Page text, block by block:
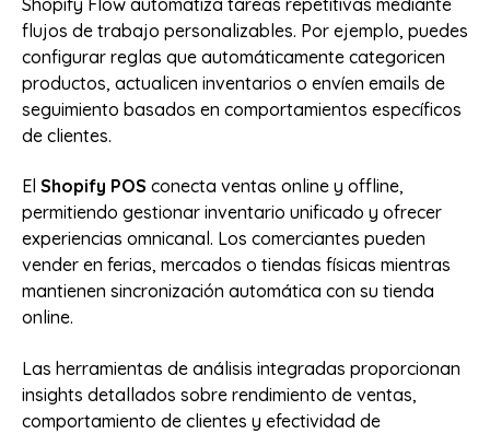
Shopify Flow automatiza tareas repetitivas mediante
flujos de trabajo personalizables. Por ejemplo, puedes
configurar reglas que automáticamente categoricen
productos, actualicen inventarios o envíen emails de
seguimiento basados en comportamientos específicos
de clientes.
El Shopify POS conecta ventas online y offline,
permitiendo gestionar inventario unificado y ofrecer
experiencias omnicanal. Los comerciantes pueden
vender en ferias, mercados o tiendas físicas mientras
mantienen sincronización automática con su tienda
online.
Las herramientas de análisis integradas proporcionan
insights detallados sobre rendimiento de ventas,
comportamiento de clientes y efectividad de